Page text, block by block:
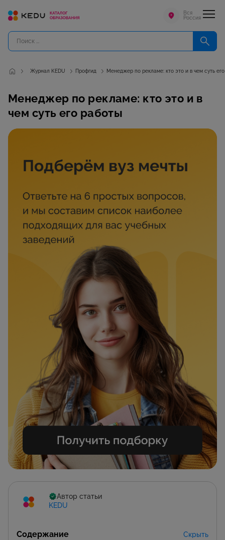
Вся
Россия
Журнал KEDU Профгид Менеджер по рекламе: кто это и в чем суть
Менеджер по рекламе: кто это и в
чем суть его работы
Автор статьи
KEDU
Содержание Скрыть